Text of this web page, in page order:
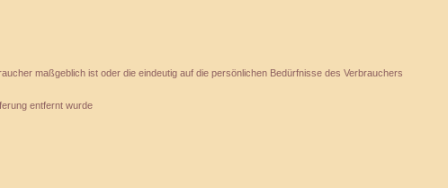
maßgeblich ist oder die eindeutig auf die persönlichen Bedürfnisse des Verbrauchers
entfernt wurde